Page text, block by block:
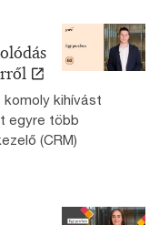
kihívást
egyre több
(CRM)